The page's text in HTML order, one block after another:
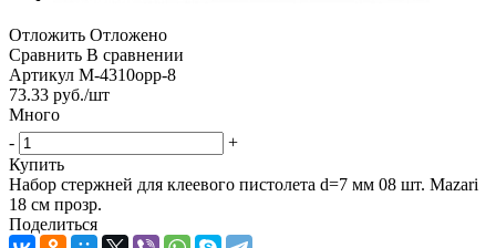
Отложить Отложено
Сравнить В сравнении
Артикул М-4310орр-8
73.33 руб./шт
Много
-
+
Купить
Набор стержней для клеевого пистолета d=7 мм 08 шт. Mazari
18 см прозр.
Поделиться